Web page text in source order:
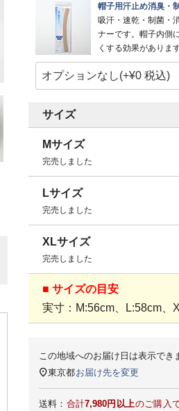
帽子用汗止め消臭・
吸汗・速乾・制菌・
ナーです。帽子内側
くする効果があります
サイズ
Mサイズ
完売しました
Lサイズ
完売しました
XLサイズ
完売しました
■ サイズの目安
実寸：M:56cm、L:58cm、
この地域へのお届け日は表示でき
東京都お届け先を変更
送料： 合計7,980円以上のご購入